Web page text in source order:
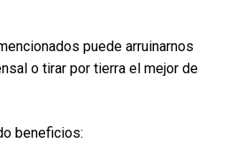
puede arruinarnos
o tirar por tierra el mejor de
beneficios: